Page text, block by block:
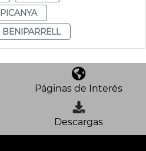
PICANYA
BENIPARRELL
Páginas de Interés
Descargas